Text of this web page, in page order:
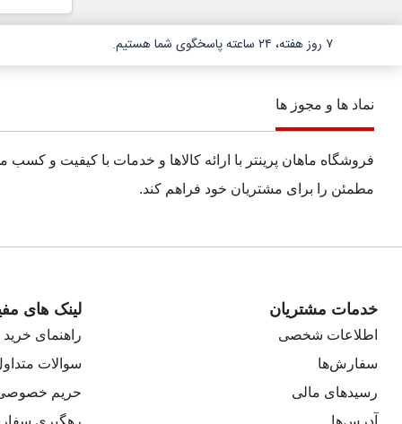
۷ روز هفته، ۲۴ ساعته پاسخگوی شما هستیم.
نماد ها و مجوز ها
فروشگاه ماهان پرینتر با ارائه کالاها و خدمات با کیفیت و
مطمئن را برای مشتریان خود فراهم کند.
خدمات مشتریان
اطلاعات شخصی
سفارش‌ها
رسیدهای مالی
آدرس‌ها
لینک های
راهنمای خرید
سوالات
حریم
رهگیری